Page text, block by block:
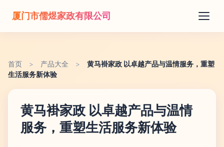
厦门市儒煜家政有限公司
首页 > 产品大全 >
黄马褂家政 以卓越产品与温情服务，重塑
生活服务新体验
黄马褂家政 以卓越产品与温情
服务，重塑生活服务新体验